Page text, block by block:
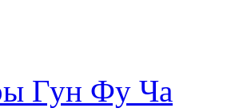
Гун Фу Ча